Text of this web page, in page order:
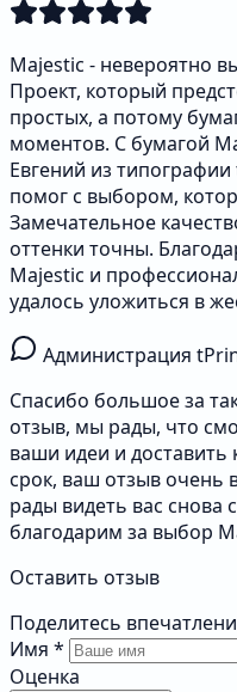
Majestic - невероятно
Проект, который
простых, а потому
моментов. С бумагой
Евгений из
помог с выбором,
Замечательное
оттенки точны.
Majestic и
удалось уложиться в
Администрация
Спасибо большое за
отзыв, мы рады, что
ваши идеи и
срок, ваш отзыв очень
рады видеть вас снова
благодарим за выбор
Оставить отзыв
Поделитесь
Имя *
Оценка